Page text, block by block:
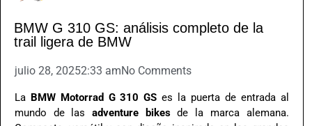
BMW G 310 GS: análisis completo de la
trail ligera de BMW
julio 28, 20252:33 amNo Comments
La BMW Motorrad G 310 GS es la puerta de entrada al
mundo de lasadventure bikesde la marca alemana.